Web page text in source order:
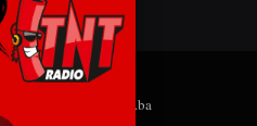
optimizacija by tnt.ba